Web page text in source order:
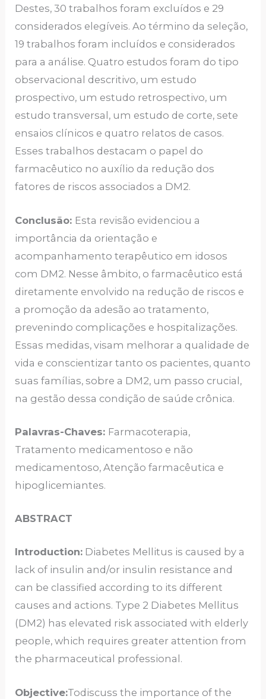
Destes, 30 trabalhos foram excluídos e 29
considerados elegíveis. Ao término da seleção,
19 trabalhos foram incluídos e considerados
para a análise. Quatro estudos foram do tipo
observacional descritivo, um estudo
prospectivo, um estudo retrospectivo, um
estudo transversal, um estudo de corte, sete
ensaios clínicos e quatro relatos de casos.
Esses trabalhos destacam o papel do
farmacêutico no auxílio da redução dos
fatores de riscos associados a DM2.
Conclusão: Esta revisão evidenciou a
importância da orientação e
acompanhamento terapêutico em idosos
com DM2. Nesse âmbito, o farmacêutico está
diretamente envolvido na redução de riscos e
a promoção da adesão ao tratamento,
prevenindo complicações e hospitalizações.
Essas medidas, visam melhorar a qualidade de
vida e conscientizar tanto os pacientes, quanto
suas famílias, sobre a DM2, um passo crucial,
na gestão dessa condição de saúde crônica.
Palavras-Chaves: Farmacoterapia,
Tratamento medicamentoso e não
medicamentoso, Atenção farmacêutica e
hipoglicemiantes.
ABSTRACT
Introduction: Diabetes Mellitus is caused by a
lack of insulin and/or insulin resistance and
can be classified according to its different
causes and actions. Type 2 Diabetes Mellitus
(DM2) has elevated risk associated with elderly
people, which requires greater attention from
the pharmaceutical professional.
Objective:Todiscuss the importance of the